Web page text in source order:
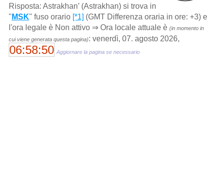
Risposta: Astrakhan’ (Astrakhan) si trova in
" MSK" fuso orario [*1] (GMT Differenza oraria in ore: +3) e
l'ora legale è Non attivo ⇒ Ora locale attuale è (in momento in
cui viene generata questa pagina): venerdì, 07. agosto 2026,
06:58:50 Aggiornare la pagina se necessario